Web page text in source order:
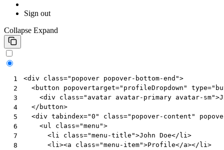
Sign out
Collapse Expand
1
2
3
4
5
6
7
8
<div class="popover popover-bottom-end">
<button popovertarget="profileDropdown" type=
<div class="avatar avatar-primary avatar-sm">
</ button>
<div tabindex="0" class="popover-content"
<ul class="menu">
<li class="menu-title">John Doe</ li>
<li><a class="menu-item">Profile</a></ li>